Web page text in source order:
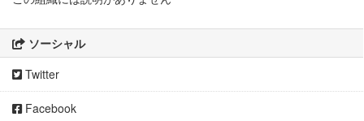
ソーシャル
Twitter
Facebook